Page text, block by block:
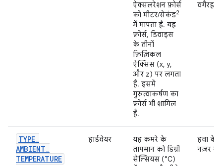
ऐक्सलरेशन फ़ोर्स
को मीटर/सेकंड2
में मापता है. यह
फ़ोर्स, डिवाइस
के तीनों
फ़िज़िकल
ऐक्सिस (x, y,
और z) पर लगता
है. इसमें
गुरुत्वाकर्षण का
फ़ोर्स भी शामिल
है.
वगैरह).
TYPE_
AMBIENT_
TEMPERATURE
हार्डवेयर
यह कमरे के
तापमान को डिग्री
सेल्सियस (°C)
हवा के
नज़र